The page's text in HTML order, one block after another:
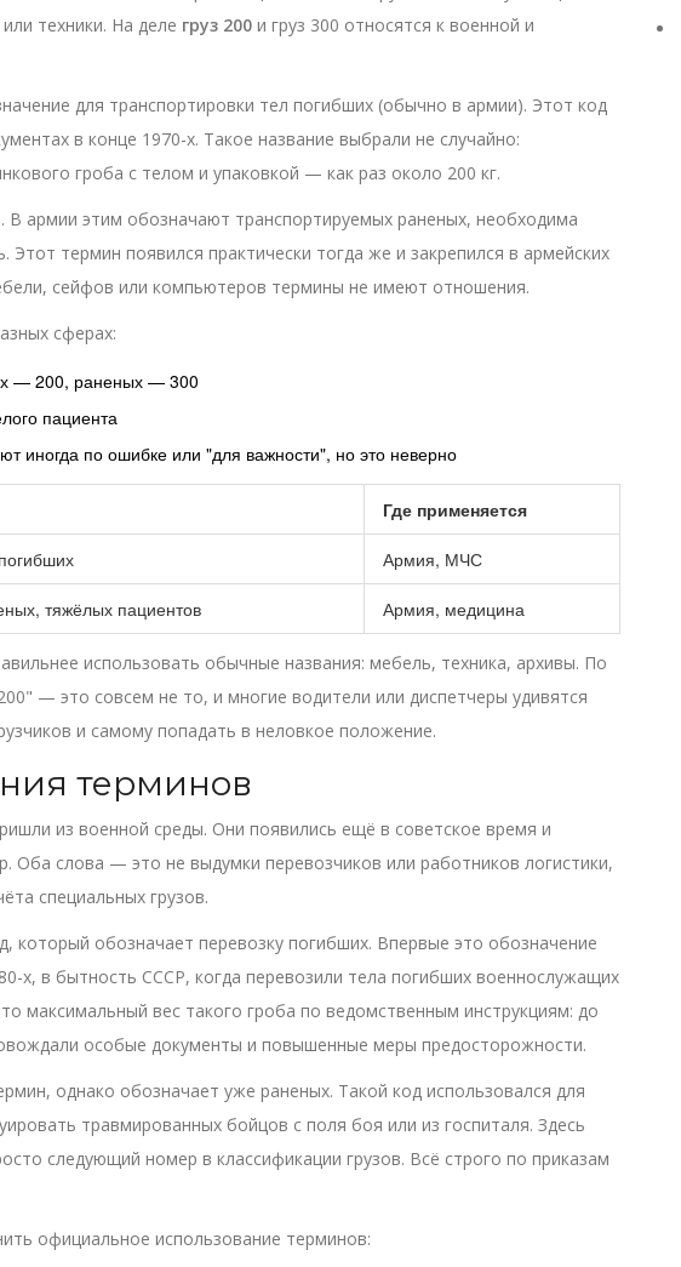
техники. На деле груз 200 и груз 300 относятся к военной и
для транспортировки тел погибших (обычно в армии). Этот код
в конце 1970-х. Такое название выбрали не случайно:
гроба с телом и упаковкой — как раз около 200 кг.
В армии этим обозначают транспортируемых раненых, необходима
термин появился практически тогда же и закрепился в армейских
сейфов или компьютеров термины не имеют отношения.
сферах:
— 200, раненых — 300
пациента
иногда по ошибке или "для важности", но это неверно
Где применяется
Армия, МЧС
тяжёлых пациентов Армия, медицина
использовать обычные названия: мебель, техника, архивы. По
— это совсем не то, и многие водители или диспетчеры удивятся
и самому попадать в неловкое положение.
терминов
из военной среды. Они появились ещё в советское время и
Оба слова — это не выдумки перевозчиков или работников логистики,
специальных грузов.
который обозначает перевозку погибших. Впервые это обозначение
х, в бытность СССР, когда перевозили тела погибших военнослужащих
максимальный вес такого гроба по ведомственным инструкциям: до
особые документы и повышенные меры предосторожности.
однако обозначает уже раненых. Такой код использовался для
травмированных бойцов с поля боя или из госпиталя. Здесь
следующий номер в классификации грузов. Всё строго по приказам
официальное использование терминов: